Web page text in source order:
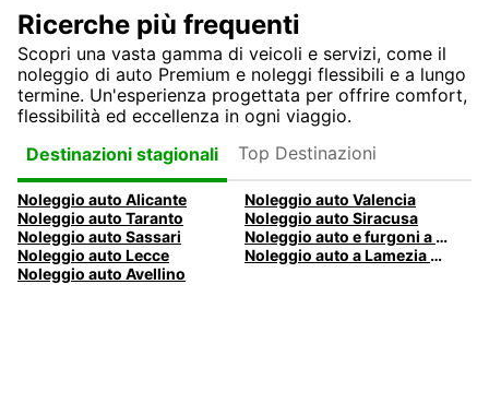
Ricerche più frequenti
Scopri una vasta gamma di veicoli e servizi, come il
noleggio di auto Premium e noleggi flessibili e a lungo
termine. Un'esperienza progettata per offrire comfort,
flessibilità ed eccellenza in ogni viaggio.
Destinazioni stagionali
Top Destinazioni
Noleggio auto Alicante
Noleggio auto Valencia
Noleggio auto Taranto
Noleggio auto Siracusa
Noleggio auto Sassari
Noleggio auto e furgoni a Pescara
Noleggio auto Lecce
Noleggio auto a Lamezia Terme, Italia
Noleggio auto Avellino